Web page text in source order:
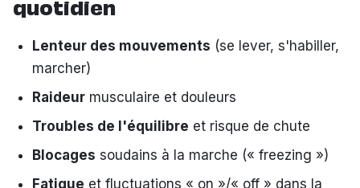
quotidien
Lenteur des mouvements (se lever, s'habiller,
marcher)
Raideur musculaire et douleurs
Troubles de l'équilibre et risque de chute
Blocages soudains à la marche (« freezing »)
Fatigue et fluctuations « on »/« off » dans la